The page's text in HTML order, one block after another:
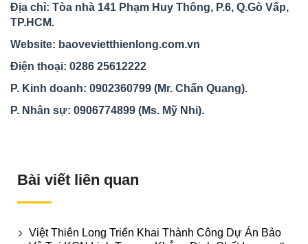
Địa chỉ: Tòa nhà 141 Phạm Huy Thông, P.6, Q.Gò Vấp,
TP.HCM.
Website: baovevietthienlong.com.vn
Điện thoại: 0286 25612222
P. Kinh doanh: 0902360799 (Mr. Chấn Quang).
P. Nhân sự: 0906774899 (Ms. Mỹ Nhi).
Bài viết liên quan
Việt Thiên Long Triển Khai Thành Công Dự Án Bảo